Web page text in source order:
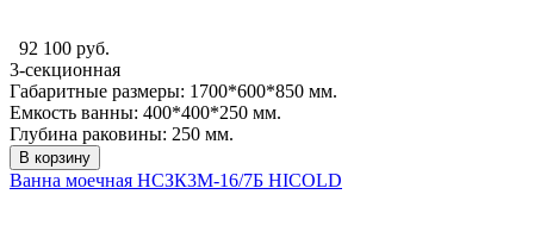
92 100 руб.
3-секционная
Габаритные размеры: 1700*600*850 мм.
Емкость ванны: 400*400*250 мм.
Глубина раковины: 250 мм.
В корзину
Ванна моечная НСЗК3М-16/7Б HICOLD